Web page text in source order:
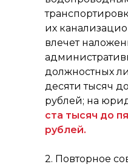
их
влечет
должностных
десяти тысяч
рублей; на
ста тысяч до
рублей.
2. Повторное